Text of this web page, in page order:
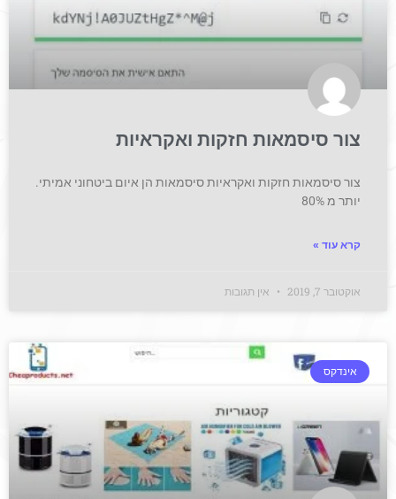
צור סיסמאות חזקות ואקראיות
צור סיסמאות חזקות ואקראיות סיסמאות הן איום ביטחוני אמיתי.
יותר מ 80%
קרא עוד »
אוקטובר 7, 2019 אין תגובות
אינדקס